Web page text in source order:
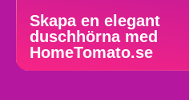
Skapa en elegant
duschhörna med
HomeTomato.se